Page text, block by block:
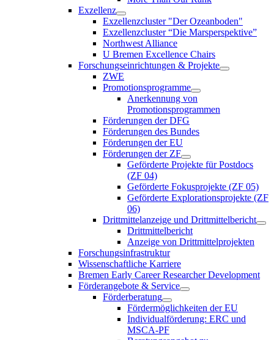
Exzellenz
Exzellenzcluster "Der Ozeanboden"
Exzellenzcluster “Die Marsperspektive”
Northwest Alliance
U Bremen Excellence Chairs
Forschungseinrichtungen & Projekte
ZWE
Promotionsprogramme
Anerkennung von
Promotionsprogrammen
Förderungen der DFG
Förderungen des Bundes
Förderungen der EU
Förderungen der ZF
Geförderte Projekte für Postdocs
(ZF 04)
Geförderte Fokusprojekte (ZF 05)
Geförderte Explorationsprojekte (ZF
06)
Drittmittelanzeige und Drittmittelbericht
Drittmittelbericht
Anzeige von Drittmittelprojekten
Forschungsinfrastruktur
Wissenschaftliche Karriere
Bremen Early Career Researcher Development
Förderangebote & Service
Förderberatung
Fördermöglichkeiten der EU
Individualförderung: ERC und
MSCA-PF